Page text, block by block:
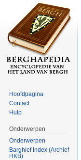
Hoofdpagina
Contact
Hulp
Onderwerpen
Onderwerpen
Barghief Index (Archief
HKB)